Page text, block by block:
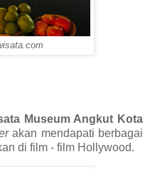
Museum Angkut Kota
akan mendapati berbagai
di film - film Hollywood.